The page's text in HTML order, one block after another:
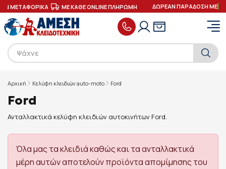
ΜΕ ΚΑΘΕ ONLINE ΠΛΗΡΩΜΗ ΔΩΡΕΑΝ ΠΑΡΑΔΟΣΗ ΜΕ
Αρχική Κελύφη κλειδιών auto-moto Ford
Ford
Ανταλλακτικά κελύφη κλειδιών αυτοκινήτων Ford.
Όλα μας τα κλειδιά καθώς και τα ανταλλακτικά
μέρη αυτών αποτελούν προϊόντα απομίμησης του